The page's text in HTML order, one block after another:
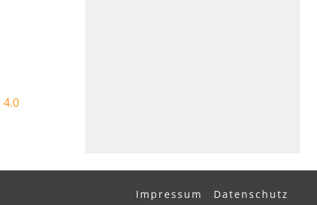
Impressum Datenschutz